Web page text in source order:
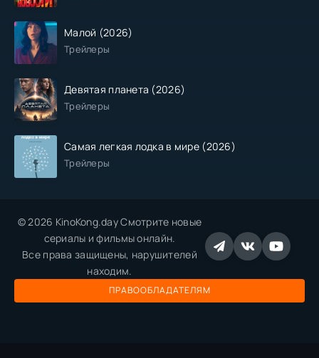
Малой (2026)
Трейлеры
Девятая планета (2026)
Трейлеры
Самая легкая лодка в мире (2026)
Трейлеры
© 2026 KinoKong.day Смотрите новые
сериалы и фильмы онлайн.
Все права защищены, нарушителей
находим.
ПРАВООБЛАДАТЕЛЯМ